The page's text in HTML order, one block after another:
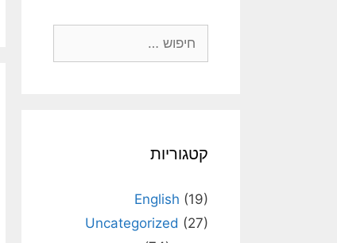
קטגוריות
English (19)
Uncategorized (27)